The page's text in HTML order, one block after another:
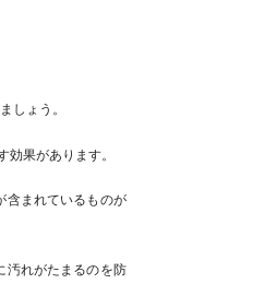
しょう。
果があります。
含まれているものが
汚れがたまるのを防